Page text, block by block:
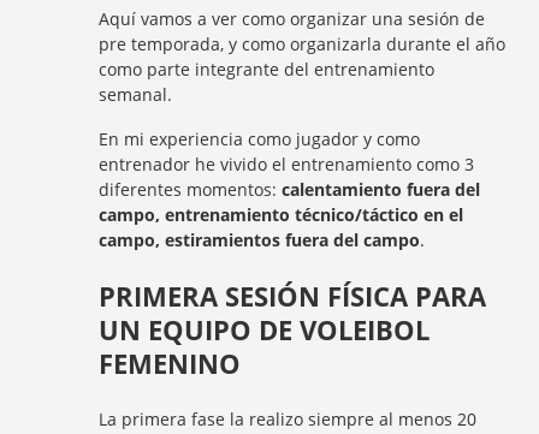
Aquí vamos a ver como organizar una sesión de
pre temporada, y como organizarla durante el año
como parte integrante del entrenamiento
semanal.
En mi experiencia como jugador y como
entrenador he vivido el entrenamiento como 3
diferentes momentos:calentamiento fuera del
campo, entrenamiento técnico/táctico en el
campo, estiramientos fuera del campo.
PRIMERA SESIÓN FÍSICA PARA
UN EQUIPO DE VOLEIBOL
FEMENINO
La primera fase la realizo siempre al menos 20